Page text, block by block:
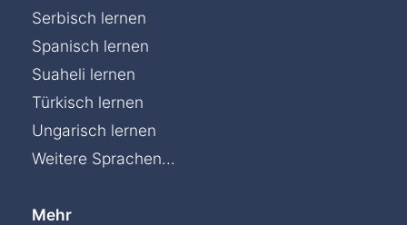
Serbisch lernen
Spanisch lernen
Suaheli lernen
Türkisch lernen
Ungarisch lernen
Weitere Sprachen...
Mehr